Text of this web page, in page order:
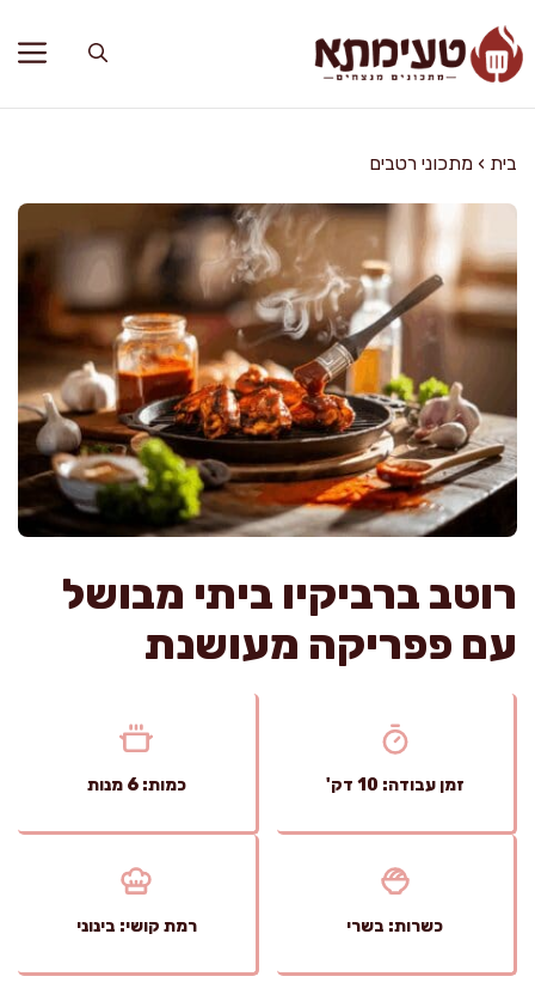
לתוכן
בית › מתכוני רטבים
רוטב ברביקיו ביתי מבושל
עם פפריקה מעושנת
זמן עבודה: 10 דק' כמות: 6 מנות
כשרות: בשרי רמת קושי: בינוני